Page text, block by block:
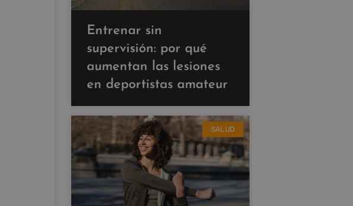
Entrenar sin
supervisión: por qué
aumentan las lesiones
en deportistas amateur
SALUD